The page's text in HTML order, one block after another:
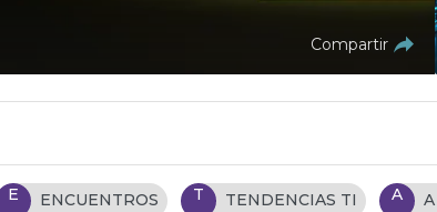
Compartir
E ENCUENTROS T TENDENCIAS TI A